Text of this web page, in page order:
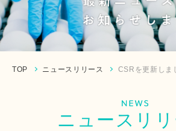
TOP ニュースリリース CSRを更新しま
ニュースリリ